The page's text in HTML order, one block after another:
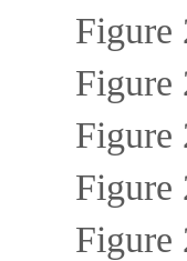
Figure
Figure
Figure
Figure
Figure